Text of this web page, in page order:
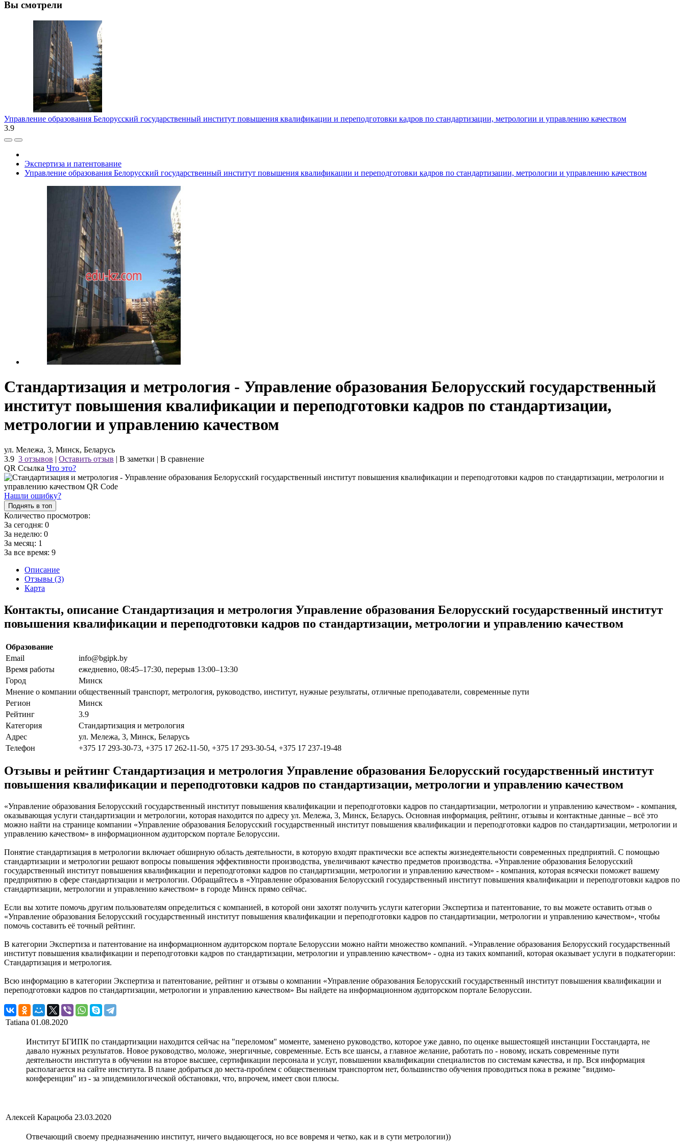
Вы смотрели
Управление образования Белорусский государственный институт повышения квалификации и переподготовки кадров по стандартизации, метрологии и управлению качеством
3.9
Экспертиза и патентование
Управление образования Белорусский государственный институт повышения квалификации и переподготовки кадров по стандартизации, метрологии и управлению качеством
Стандартизация и метрология - Управление образования Белорусский государственный
институт повышения квалификации и переподготовки кадров по стандартизации,
метрологии и управлению качеством
ул. Мележа, 3, Минск, Беларусь
3.9 3 отзывов | Оставить отзыв | В заметки | В сравнение
QR Ссылка Что это?
Нашли ошибку?
Поднять в топ
Количество просмотров:
За сегодня: 0
За неделю: 0
За месяц: 1
За все время: 9
Описание
Отзывы (3)
Карта
Контакты, описание Стандартизация и метрология Управление образования Белорусский государственный институт
повышения квалификации и переподготовки кадров по стандартизации, метрологии и управлению качеством
Образование
Email
info@bgipk.by
Время работы
ежедневно, 08:45–17:30, перерыв 13:00–13:30
Город
Минск
Мнение о компании общественный транспорт, метрология, руководство, институт, нужные результаты, отличные преподаватели, современные пути
Регион
Минск
Рейтинг
3.9
Категория
Стандартизация и метрология
Адрес
ул. Мележа, 3, Минск, Беларусь
Телефон
+375 17 293-30-73, +375 17 262-11-50, +375 17 293-30-54, +375 17 237-19-48
Отзывы и рейтинг Стандартизация и метрология Управление образования Белорусский государственный институт
повышения квалификации и переподготовки кадров по стандартизации, метрологии и управлению качеством
«Управление образования Белорусский государственный институт повышения квалификации и переподготовки кадров по стандартизации, метрологии и управлению качеством» - компания,
оказывающая услуги стандартизации и метрологии, которая находится по адресу ул. Мележа, 3, Минск, Беларусь. Основная информация, рейтинг, отзывы и контактные данные – всё это
можно найти на странице компании «Управление образования Белорусский государственный институт повышения квалификации и переподготовки кадров по стандартизации, метрологии и
управлению качеством» в информационном аудиторском портале Белоруссии.
Понятие стандартизация в метрологии включает обширную область деятельности, в которую входят практически все аспекты жизнедеятельности современных предприятий. С помощью
стандартизации и метрологии решают вопросы повышения эффективности производства, увеличивают качество предметов производства. «Управление образования Белорусский
государственный институт повышения квалификации и переподготовки кадров по стандартизации, метрологии и управлению качеством» - компания, которая всячески поможет вашему
предприятию в сфере стандартизации и метрологии. Обращайтесь в «Управление образования Белорусский государственный институт повышения квалификации и переподготовки кадров по
стандартизации, метрологии и управлению качеством» в городе Минск прямо сейчас.
Если вы хотите помочь другим пользователям определиться с компанией, в которой они захотят получить услуги категории Экспертиза и патентование, то вы можете оставить отзыв о
«Управление образования Белорусский государственный институт повышения квалификации и переподготовки кадров по стандартизации, метрологии и управлению качеством», чтобы
помочь составить её точный рейтинг.
В категории Экспертиза и патентование на информационном аудиторском портале Белоруссии можно найти множество компаний. «Управление образования Белорусский государственный
институт повышения квалификации и переподготовки кадров по стандартизации, метрологии и управлению качеством» - одна из таких компаний, которая оказывает услуги в подкатегории:
Стандартизация и метрология.
Всю информацию в категории Экспертиза и патентование, рейтинг и отзывы о компании «Управление образования Белорусский государственный институт повышения квалификации и
переподготовки кадров по стандартизации, метрологии и управлению качеством» Вы найдете на информационном аудиторском портале Белоруссии.
Tatiana 01.08.2020
Институт БГИПК по стандартизации находится сейчас на "переломом" моменте, заменено руководство, которое уже давно, по оценке вышестоящей инстанции Госстандарта, не
давало нужных результатов. Новое руководство, моложе, энергичные, современные. Есть все шансы, а главное желание, работать по - новому, искать современные пути
деятельности института в обучении на второе высшее, сертификации персонала и услуг, повышении квалификации специалистов по системам качества, и пр. Вся информация
располагается на сайте института. В плане добраться до места-проблем с общественным транспортом нет, большинство обучения проводиться пока в режиме "видимо-
конференции" из - за эпидемиилогической обстановки, что, впрочем, имеет свои плюсы.
Алексей Карацюба 23.03.2020
Отвечающий своему предназначению институт, ничего выдающегося, но все вовремя и четко, как и в сути метрологии))